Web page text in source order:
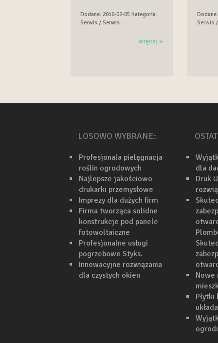
Dodane: 2016-02-05 Kategoria:
Serwis / Serwis
więcej »
Serwis
LOSOWO WYBRANE:
Profesjonala pielęgnacja
roślin ogrodowych
Najlepsze jakościowo
drukarki przemysłowe
Imprezy dla dużych firm
Firma tworząca solidne
konstrukcje pod panele
fotowoltaiczne
Profesjonalne usługi
pogrzebowe Styks.
Innowacyjne rozwiązania
dla czystych okien
dla
Druk
Nowe